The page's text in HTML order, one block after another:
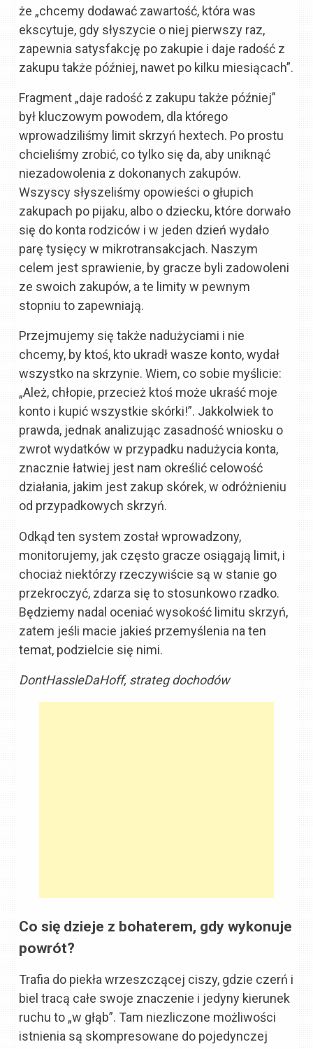
że „chcemy dodawać zawartość, która was
ekscytuje, gdy słyszycie o niej pierwszy raz,
zapewnia satysfakcję po zakupie i daje radość z
zakupu także później, nawet po kilku miesiącach”.
Fragment „daje radość z zakupu także później”
był kluczowym powodem, dla którego
wprowadziliśmy limit skrzyń hextech. Po prostu
chcieliśmy zrobić, co tylko się da, aby uniknąć
niezadowolenia z dokonanych zakupów.
Wszyscy słyszeliśmy opowieści o głupich
zakupach po pijaku, albo o dziecku, które dorwało
się do konta rodziców i w jeden dzień wydało
parę tysięcy w mikrotransakcjach. Naszym
celem jest sprawienie, by gracze byli zadowoleni
ze swoich zakupów, a te limity w pewnym
stopniu to zapewniają.
Przejmujemy się także nadużyciami i nie
chcemy, by ktoś, kto ukradł wasze konto, wydał
wszystko na skrzynie. Wiem, co sobie myślicie:
„Ależ, chłopie, przecież ktoś może ukraść moje
konto i kupić wszystkie skórki!”. Jakkolwiek to
prawda, jednak analizując zasadność wniosku o
zwrot wydatków w przypadku nadużycia konta,
znacznie łatwiej jest nam określić celowość
działania, jakim jest zakup skórek, w odróżnieniu
od przypadkowych skrzyń.
Odkąd ten system został wprowadzony,
monitorujemy, jak często gracze osiągają limit, i
chociaż niektórzy rzeczywiście są w stanie go
przekroczyć, zdarza się to stosunkowo rzadko.
Będziemy nadal oceniać wysokość limitu skrzyń,
zatem jeśli macie jakieś przemyślenia na ten
temat, podzielcie się nimi.
DontHassleDaHoff, strateg dochodów
Co się dzieje z bohaterem, gdy wykonuje
powrót?
Trafia do piekła wrzeszczącej ciszy, gdzie czerń i
biel tracą całe swoje znaczenie i jedyny kierunek
ruchu to „w głąb”. Tam niezliczone możliwości
istnienia są skompresowane do pojedynczej